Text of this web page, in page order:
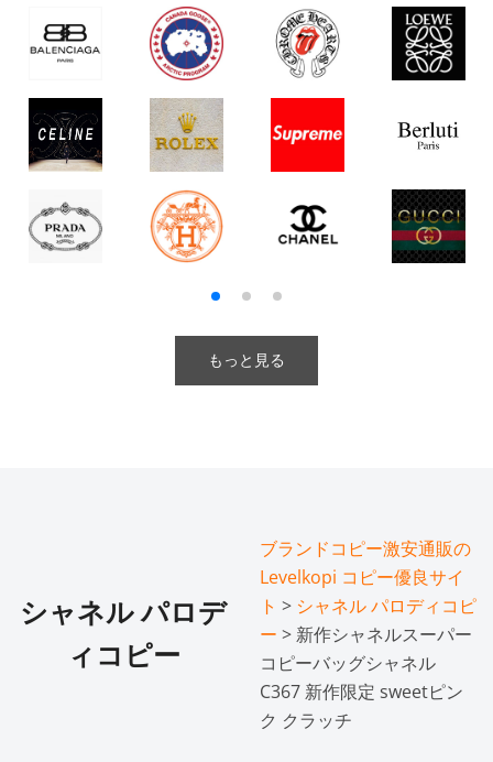
もっと見る
シャネル パロデ
ィコピー
ブランドコピー激安通販の
Levelkopi コピー優良サイ
ト > シャネル パロディコピ
ー > 新作シャネルスーパー
コピーバッグシャネル
C367 新作限定 sweetピン
ク クラッチ